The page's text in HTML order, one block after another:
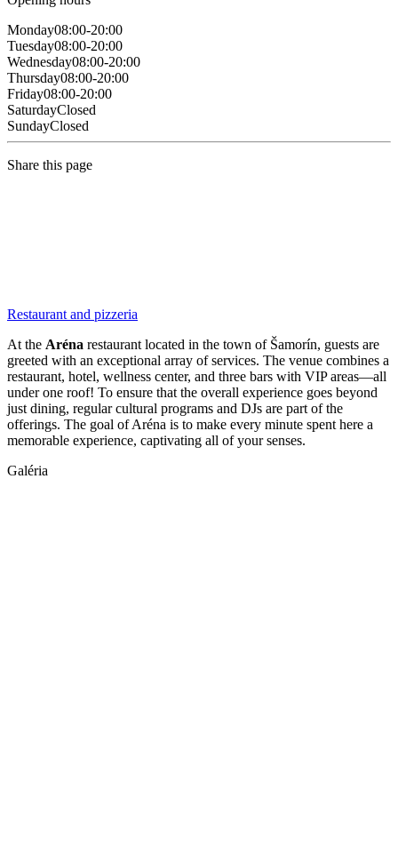
Monday08:00-20:00
Tuesday08:00-20:00
Wednesday08:00-20:00
Thursday08:00-20:00
Friday08:00-20:00
SaturdayClosed
SundayClosed
Share this page
Restaurant and pizzeria
At the Aréna restaurant located in the town of Šamorín, guests are
greeted with an exceptional array of services. The venue combines a
restaurant, hotel, wellness center, and three bars with VIP areas—all
under one roof! To ensure that the overall experience goes beyond
just dining, regular cultural programs and DJs are part of the
offerings. The goal of Aréna is to make every minute spent here a
memorable experience, captivating all of your senses.
Galéria